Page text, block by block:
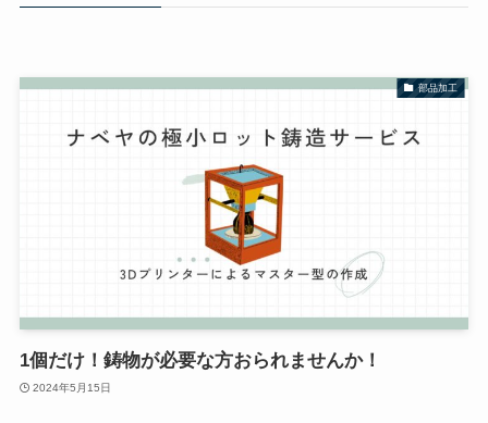
部品加工
1個だけ！鋳物が必要な方おられませんか！
2024年5月15日